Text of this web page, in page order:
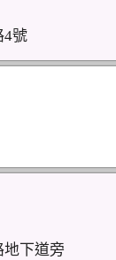
4號
地下道旁